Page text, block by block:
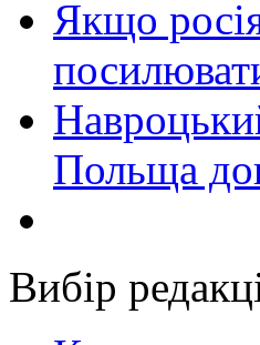
Якщо
Польща
Вибір